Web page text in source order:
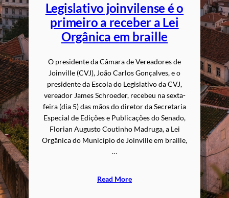
Legislativo joinvilense é o
primeiro a receber a Lei
Orgânica em braille
O presidente da Câmara de Vereadores de
Joinville (CVJ), João Carlos Gonçalves, e o
presidente da Escola do Legislativo da CVJ,
vereador James Schroeder, recebeu na sexta-
feira (dia 5) das mãos do diretor da Secretaria
Especial de Edições e Publicações do Senado,
Florian Augusto Coutinho Madruga, a Lei
Orgânica do Município de Joinville em braille,
…
Read More